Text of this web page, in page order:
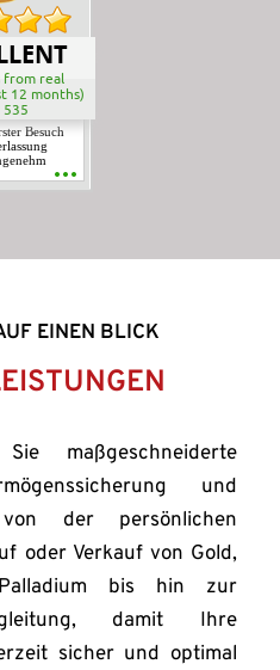
from real
12 months)
535
Besuch
einmal
EINEN BLICK
maßgeschneiderte
und
der persönlichen
oder Verkauf von Gold,
bis hin zur
damit Ihre
sicher und optimal